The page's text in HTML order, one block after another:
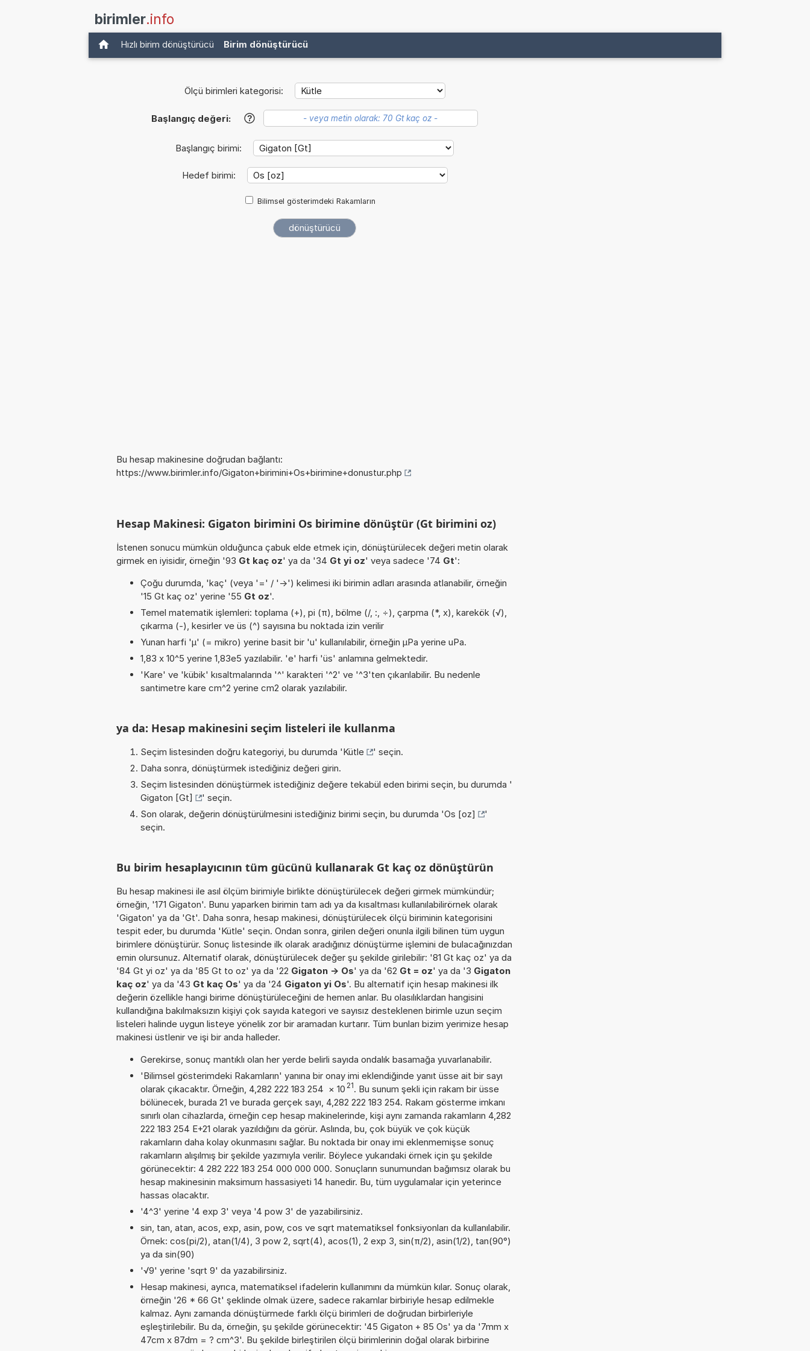
birimler.info
Hızlı birim dönüştürücü Birim dönüştürücü
Ölçü birimleri kategorisi:
Başlangıç değeri: ?
Başlangıç birimi:
Hedef birimi:
Bilimsel gösterimdeki Rakamların
Bu hesap makinesine doğrudan bağlantı:
https://www.birimler.info/Gigaton+birimini+Os+birimine+donustur.php
Hesap Makinesi: Gigaton birimini Os birimine dönüştür (Gt birimini oz)
İstenen sonucu mümkün olduğunca çabuk elde etmek için, dönüştürülecek değeri metin olarak
girmek en iyisidir, örneğin '93 Gt kaç oz' ya da '34 Gt yi oz' veya sadece '74 Gt':
Çoğu durumda, 'kaç' (veya '=' / '->') kelimesi iki birimin adları arasında atlanabilir, örneğin
'15 Gt kaç oz' yerine '55 Gt oz'.
Temel matematik işlemleri: toplama (+), pi (π), bölme (/, :, ÷), çarpma (*, x), karekök (√),
çıkarma (-), kesirler ve üs (^) sayısına bu noktada izin verilir
Yunan harfi 'µ' (= mikro) yerine basit bir 'u' kullanılabilir, örneğin µPa yerine uPa.
1,83 x 10^5 yerine 1,83e5 yazılabilir. 'e' harfi 'üs' anlamına gelmektedir.
'Kare' ve 'kübik' kısaltmalarında '^' karakteri '^2' ve '^3'ten çıkarılabilir. Bu nedenle
santimetre kare cm^2 yerine cm2 olarak yazılabilir.
ya da: Hesap makinesini seçim listeleri ile kullanma
Seçim listesinden doğru kategoriyi, bu durumda 'Kütle
' seçin.
Daha sonra, dönüştürmek istediğiniz değeri girin.
Seçim listesinden dönüştürmek istediğiniz değere tekabül eden birimi seçin, bu durumda '
Gigaton [Gt]
' seçin.
Son olarak, değerin dönüştürülmesini istediğiniz birimi seçin, bu durumda 'Os [oz]
'
seçin.
Bu birim hesaplayıcının tüm gücünü kullanarak Gt kaç oz dönüştürün
Bu hesap makinesi ile asıl ölçüm birimiyle birlikte dönüştürülecek değeri girmek mümkündür;
örneğin, '171 Gigaton'. Bunu yaparken birimin tam adı ya da kısaltması kullanılabilirörnek olarak
'Gigaton' ya da 'Gt'. Daha sonra, hesap makinesi, dönüştürülecek ölçü biriminin kategorisini
tespit eder, bu durumda 'Kütle' seçin. Ondan sonra, girilen değeri onunla ilgili bilinen tüm uygun
birimlere dönüştürür. Sonuç listesinde ilk olarak aradığınız dönüştürme işlemini de bulacağınızdan
emin olursunuz. Alternatif olarak, dönüştürülecek değer şu şekilde girilebilir: '81 Gt kaç oz' ya da
'84 Gt yi oz' ya da '85 Gt to oz' ya da '22 Gigaton -> Os' ya da '62 Gt = oz' ya da '3 Gigaton
kaç oz' ya da '43 Gt kaç Os' ya da '24 Gigaton yi Os'. Bu alternatif için hesap makinesi ilk
değerin özellikle hangi birime dönüştürüleceğini de hemen anlar. Bu olasılıklardan hangisini
kullandığına bakılmaksızın kişiyi çok sayıda kategori ve sayısız desteklenen birimle uzun seçim
listeleri halinde uygun listeye yönelik zor bir aramadan kurtarır. Tüm bunları bizim yerimize hesap
makinesi üstlenir ve işi bir anda halleder.
Gerekirse, sonuç mantıklı olan her yerde belirli sayıda ondalık basamağa yuvarlanabilir.
'Bilimsel gösterimdeki Rakamların' yanına bir onay imi eklendiğinde yanıt üsse ait bir sayı
olarak çıkacaktır. Örneğin, 4,282 222 183 254 × 10 21. Bu sunum şekli için rakam bir üsse
bölünecek, burada 21 ve burada gerçek sayı, 4,282 222 183 254. Rakam gösterme imkanı
sınırlı olan cihazlarda, örneğin cep hesap makinelerinde, kişi aynı zamanda rakamların 4,282
222 183 254 E+21 olarak yazıldığını da görür. Aslında, bu, çok büyük ve çok küçük
rakamların daha kolay okunmasını sağlar. Bu noktada bir onay imi eklenmemişse sonuç
rakamların alışılmış bir şekilde yazımıyla verilir. Böylece yukarıdaki örnek için şu şekilde
görünecektir: 4 282 222 183 254 000 000 000. Sonuçların sunumundan bağımsız olarak bu
hesap makinesinin maksimum hassasiyeti 14 hanedir. Bu, tüm uygulamalar için yeterince
hassas olacaktır.
'4^3' yerine '4 exp 3' veya '4 pow 3' de yazabilirsiniz.
sin, tan, atan, acos, exp, asin, pow, cos ve sqrt matematiksel fonksiyonları da kullanılabilir.
Örnek: cos(pi/2), atan(1/4), 3 pow 2, sqrt(4), acos(1), 2 exp 3, sin(π/2), asin(1/2), tan(90°)
ya da sin(90)
'√9' yerine 'sqrt 9' da yazabilirsiniz.
Hesap makinesi, ayrıca, matematiksel ifadelerin kullanımını da mümkün kılar. Sonuç olarak,
örneğin '26 * 66 Gt' şeklinde olmak üzere, sadece rakamlar birbiriyle hesap edilmekle
kalmaz. Aynı zamanda dönüştürmede farklı ölçü birimleri de doğrudan birbirleriyle
eşleştirilebilir. Bu da, örneğin, şu şekilde görünecektir: '45 Gigaton + 85 Os' ya da '7mm x
47cm x 87dm = ? cm^3'. Bu şekilde birleştirilen ölçü birimlerinin doğal olarak birbirine